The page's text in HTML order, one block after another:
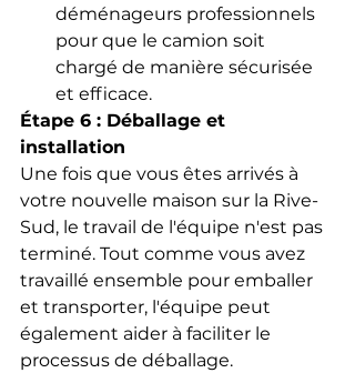
déménageurs professionnels
pour que le camion soit
chargé de manière sécurisée
et efficace.
Étape 6 : Déballage et
installation
Une fois que vous êtes arrivés à
votre nouvelle maison sur la Rive-
Sud, le travail de l'équipe n'est pas
terminé. Tout comme vous avez
travaillé ensemble pour emballer
et transporter, l'équipe peut
également aider à faciliter le
processus de déballage.